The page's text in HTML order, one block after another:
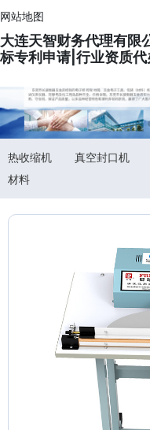
网站地图
大连天智财务代理有
标专利申请|行业资质代
热收缩机 真空封口机
材料